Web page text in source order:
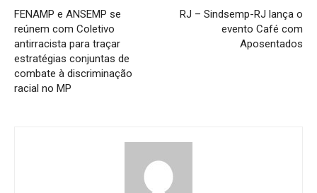
FENAMP e ANSEMP se
reúnem com Coletivo
antirracista para traçar
estratégias conjuntas de
combate à discriminação
racial no MP
RJ – Sindsemp-RJ lança o
evento Café com
Aposentados